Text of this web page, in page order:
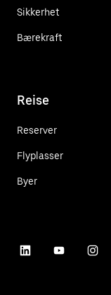
Sikkerhet
Bærekraft
Reise
Reserver
Flyplasser
Byer